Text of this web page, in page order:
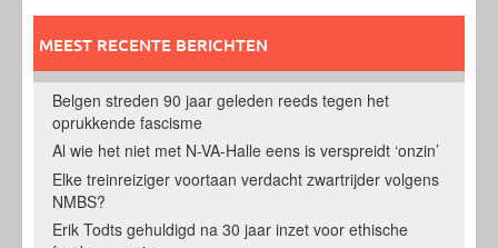
MEEST RECENTE BERICHTEN
Belgen streden 90 jaar geleden reeds tegen het
oprukkende fascisme
Al wie het niet met N-VA-Halle eens is verspreidt ‘onzin’
Elke treinreiziger voortaan verdacht zwartrijder volgens
NMBS?
Erik Todts gehuldigd na 30 jaar inzet voor ethische